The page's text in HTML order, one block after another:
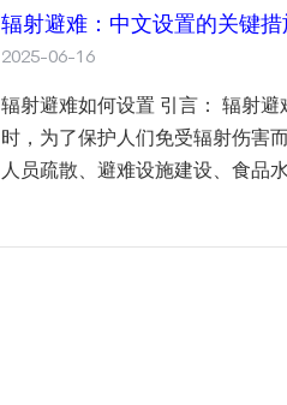
辐射避难：中文设置的关键措
2025-06-16
辐射避难如何设置 引言： 辐射
时，为了保护人们免受辐射伤害
人员疏散、避难设施建设、食品